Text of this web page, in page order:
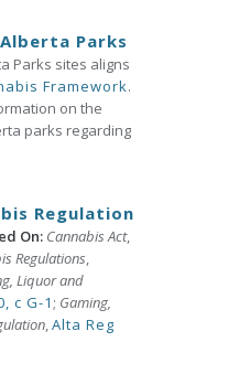
Parks
Parks sites aligns
Framework.
on the
parks regarding
Regulation
On: Cannabis Act,
Regulations,
Liquor and
c G-1 ; Gaming,
,Alta Reg